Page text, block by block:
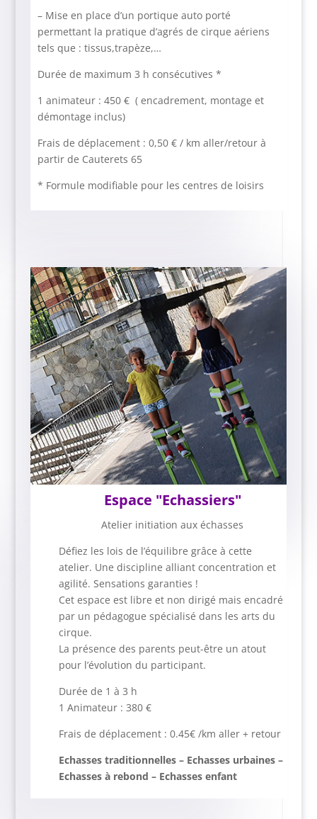
– Mise en place d’un portique auto porté
permettant la pratique d’agrés de cirque aériens
tels que : tissus,trapèze,…
Durée de maximum 3 h consécutives *
1 animateur : 450 € ( encadrement, montage et
démontage inclus)
Frais de déplacement : 0,50 € / km aller/retour à
partir de Cauterets 65
* Formule modifiable pour les centres de loisirs
Espace "Echassiers"
Atelier initiation aux échasses
Défiez les lois de l’équilibre grâce à cette
atelier. Une discipline alliant concentration et
agilité. Sensations garanties !
Cet espace est libre et non dirigé mais encadré
par un pédagogue spécialisé dans les arts du
cirque.
La présence des parents peut-être un atout
pour l’évolution du participant.
Durée de 1 à 3 h
1 Animateur : 380 €
Frais de déplacement : 0.45€ /km aller + retour
Echasses traditionnelles – Echasses urbaines –
Echasses à rebond – Echasses enfant